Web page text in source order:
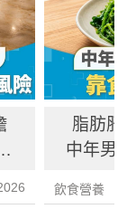
脂肪肝
中年男
飲食營養